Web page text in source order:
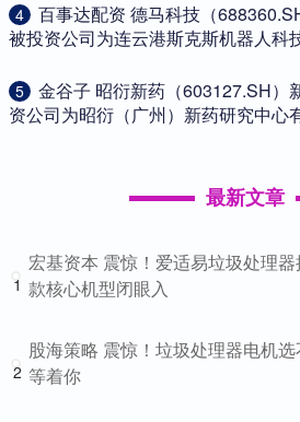
4
百事达配资 德马科技（
被投资公司为连云港斯克斯机器人科
5
金谷子 昭衍新药（603127.SH）
资公司为昭衍（广州）新药研究中心
最新文章
1
宏基资本 震惊！爱适易垃圾处理
款核心机型闭眼入
2
股海策略 震惊！垃圾处理器电机
等着你